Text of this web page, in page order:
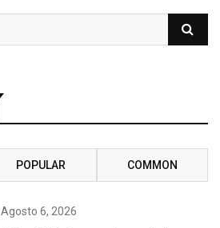
POPULAR COMMON
Agosto 6, 2026